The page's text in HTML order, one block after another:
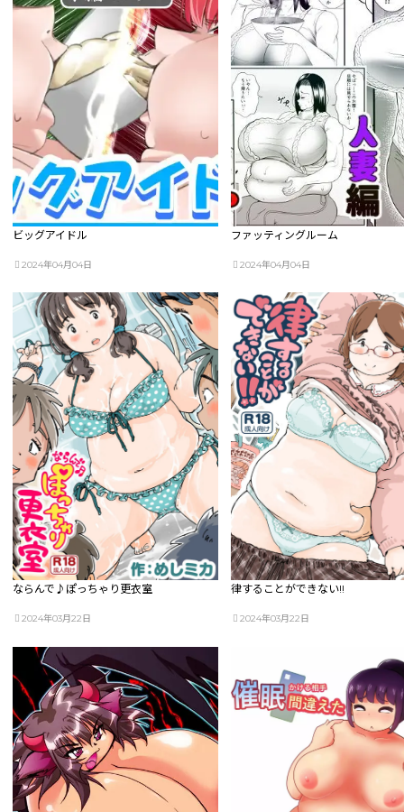
ビッグアイドル
2024年04月04日
ファッティングルーム
2024年04月04日
ならんで♪ぽっちゃり更衣室
2024年03月22日
律することができない!!
2024年03月22日